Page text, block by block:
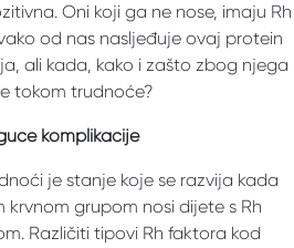
Oni koji ga ne nose, imaju Rh
od nas nasljeđuje ovaj protein
ali kada, kako i zašto zbog njega
tokom trudnoće?
komplikacije
je stanje koje se razvija kada
grupom nosi dijete s Rh
Različiti tipovi Rh faktora kod